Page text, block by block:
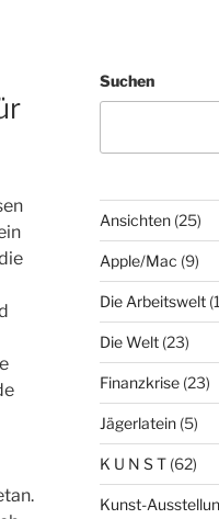
Suchen
Ansichten(25)
Apple/Mac (9)
Die Arbeitswelt
Die Welt(23)
Finanzkrise(23)
Jägerlatein(5)
K U N S T(62)
Kunst-